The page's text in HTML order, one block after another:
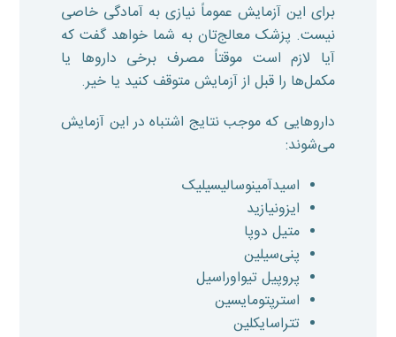
برای این آزمایش عموماً نیازی به آمادگی خاصی
نیست. پزشک معالج‌تان به شما خواهد گفت که
آیا لازم است موقتاً مصرف برخی داروها یا
مکمل‌ها را قبل از آزمایش متوقف کنید یا خیر.
داروهایی که موجب نتایج اشتباه در این آزمایش
می‌شوند:
اسیدآمینوسالیسیلیک
ایزونیازید
متیل دوپا
پنی‌سیلین
پروپیل تیواوراسیل
استرپتومایسین
تتراسایکلین